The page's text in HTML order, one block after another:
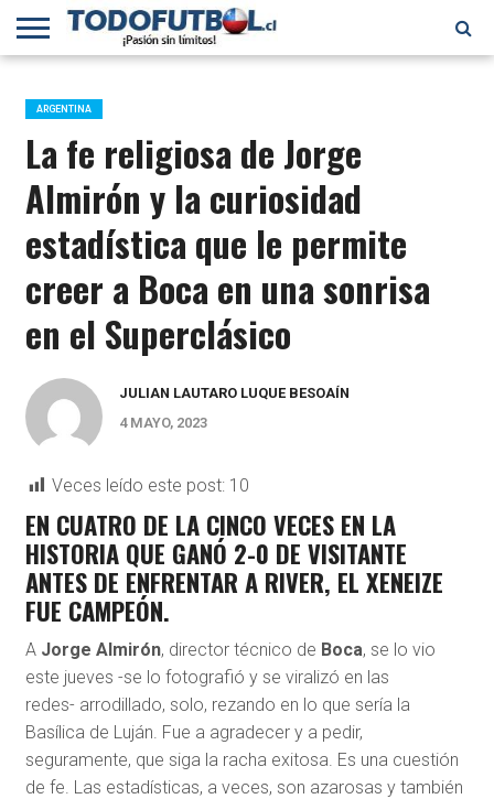
PRIMERA
B
SELECCIÓN
CHILENA
CHILENOS
EN EL
MUNDO
FÚTBOL
INTERNACIONAL
ARGENTINA
La fe religiosa de Jorge
Almirón y la curiosidad
estadística que le permite
creer a Boca en una sonrisa
en el Superclásico
JULIAN LAUTARO LUQUE BESOAÍN
4 MAYO, 2023
Veces leído este post: 10
EN CUATRO DE LA CINCO VECES EN LA
HISTORIA QUE GANÓ 2-0 DE VISITANTE
ANTES DE ENFRENTAR A RIVER, EL XENEIZE
FUE CAMPEÓN.
A Jorge Almirón, director técnico de Boca, se lo vio
este jueves -se lo fotografió y se viralizó en las
redes- arrodillado, solo, rezando en lo que sería la
Basílica de Luján. Fue a agradecer y a pedir,
seguramente, que siga la racha exitosa. Es una cuestión
de fe. Las estadísticas, a veces, son azarosas y también